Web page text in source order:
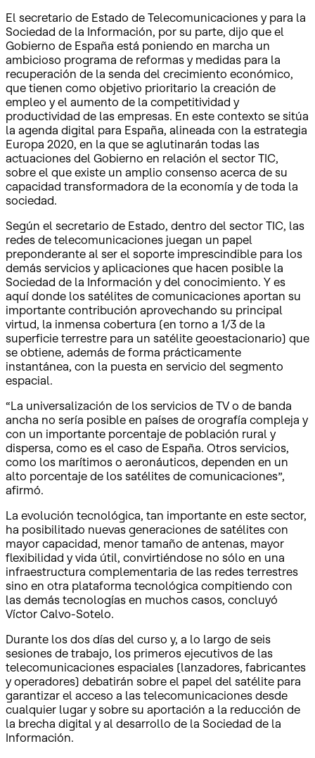
El secretario de Estado de Telecomunicaciones y para la
Sociedad de la Información, por su parte, dijo que el
Gobierno de España está poniendo en marcha un
ambicioso programa de reformas y medidas para la
recuperación de la senda del crecimiento económico,
que tienen como objetivo prioritario la creación de
empleo y el aumento de la competitividad y
productividad de las empresas. En este contexto se sitúa
la agenda digital para España, alineada con la estrategia
Europa 2020, en la que se aglutinarán todas las
actuaciones del Gobierno en relación el sector TIC,
sobre el que existe un amplio consenso acerca de su
capacidad transformadora de la economía y de toda la
sociedad.
Según el secretario de Estado, dentro del sector TIC, las
redes de telecomunicaciones juegan un papel
preponderante al ser el soporte imprescindible para los
demás servicios y aplicaciones que hacen posible la
Sociedad de la Información y del conocimiento. Y es
aquí donde los satélites de comunicaciones aportan su
importante contribución aprovechando su principal
virtud, la inmensa cobertura (en torno a 1/3 de la
superficie terrestre para un satélite geoestacionario) que
se obtiene, además de forma prácticamente
instantánea, con la puesta en servicio del segmento
espacial.
“La universalización de los servicios de TV o de banda
ancha no sería posible en países de orografía compleja y
con un importante porcentaje de población rural y
dispersa, como es el caso de España. Otros servicios,
como los marítimos o aeronáuticos, dependen en un
alto porcentaje de los satélites de comunicaciones”,
afirmó.
La evolución tecnológica, tan importante en este sector,
ha posibilitado nuevas generaciones de satélites con
mayor capacidad, menor tamaño de antenas, mayor
flexibilidad y vida útil, convirtiéndose no sólo en una
infraestructura complementaria de las redes terrestres
sino en otra plataforma tecnológica compitiendo con
las demás tecnologías en muchos casos, concluyó
Víctor Calvo-Sotelo.
Durante los dos días del curso y, a lo largo de seis
sesiones de trabajo, los primeros ejecutivos de las
telecomunicaciones espaciales (lanzadores, fabricantes
y operadores) debatirán sobre el papel del satélite para
garantizar el acceso a las telecomunicaciones desde
cualquier lugar y sobre su aportación a la reducción de
la brecha digital y al desarrollo de la Sociedad de la
Información.